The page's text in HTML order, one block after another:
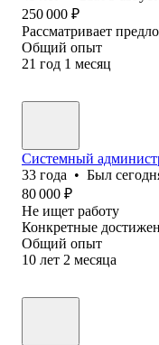
250 000 ₽
Рассматривает
Общий опыт
21 год 1 месяц
Системный
33 года • Был
80 000 ₽
Не ищет работу
Конкретные
Общий опыт
10 лет 2 месяца